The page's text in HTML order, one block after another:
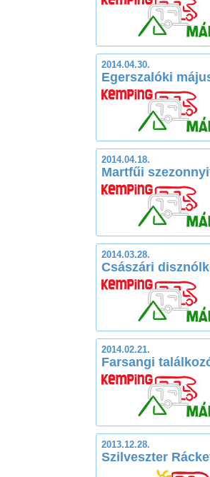
2014.04.30.
Egerszalóki
2014.04.18.
Martfűi
2014.03.28.
Császári
2014.02.21.
Farsangi
2013.12.28.
Szilveszter